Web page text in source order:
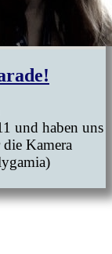
und haben uns
Kamera